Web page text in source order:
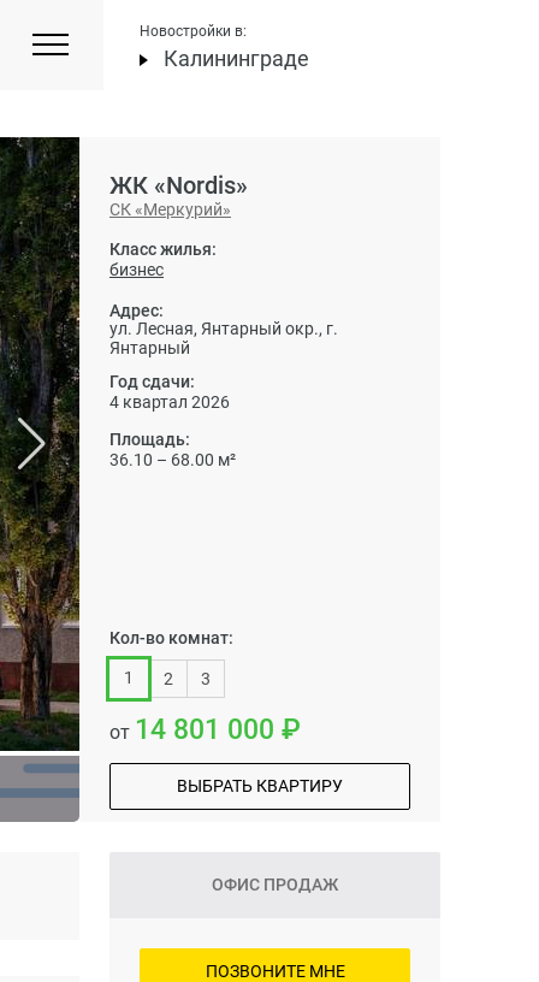
Новостройки в:
Калининграде
ЖК «Nordis»
СК «Меркурий»
Класс жилья:
бизнес
Адрес:
ул. Лесная, Янтарный окр., г.
Янтарный
Год сдачи:
4 квартал 2026
Площадь:
36.10 – 68.00 м²
Кол-во комнат:
1 2 3
от 14 801 000
ВЫБРАТЬ КВАРТИРУ
ОФИС ПРОДАЖ
ПОЗВОНИТЕ МНЕ